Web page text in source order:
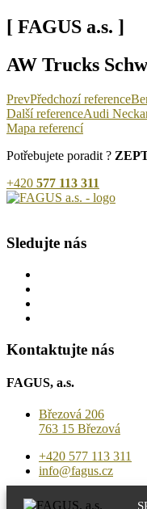
[ FAGUS a.s. ]
AW Trucks
PrevPředchozí reference
Další referenceAudi
Mapa referencí
Potřebujete poradit ?
+420 577 113 311
Sledujte nás
Kontaktujte nás
FAGUS, a.s.
Březová 206
763 15 Březová
+420 577 113 311
info@fagus.cz
Vyrábíme | Nabízíme